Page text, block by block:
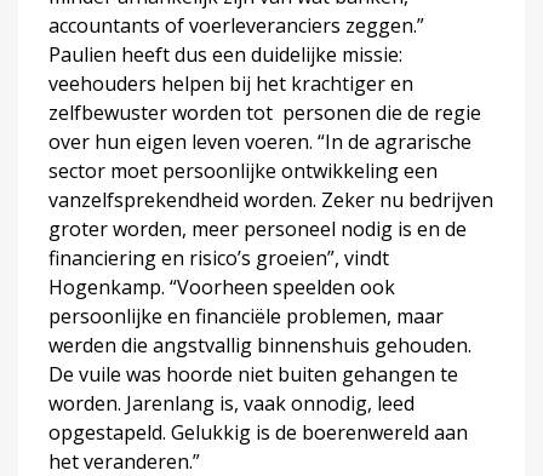
accountants of voerleveranciers zeggen.”
Paulien heeft dus een duidelijke missie:
veehouders helpen bij het krachtiger en
zelfbewuster worden tot personen die de regie
over hun eigen leven voeren. “In de agrarische
sector moet persoonlijke ontwikkeling een
vanzelfsprekendheid worden. Zeker nu bedrijven
groter worden, meer personeel nodig is en de
financiering en risico’s groeien”, vindt
Hogenkamp. “Voorheen speelden ook
persoonlijke en financiële problemen, maar
werden die angstvallig binnenshuis gehouden.
De vuile was hoorde niet buiten gehangen te
worden. Jarenlang is, vaak onnodig, leed
opgestapeld. Gelukkig is de boerenwereld aan
het veranderen.”